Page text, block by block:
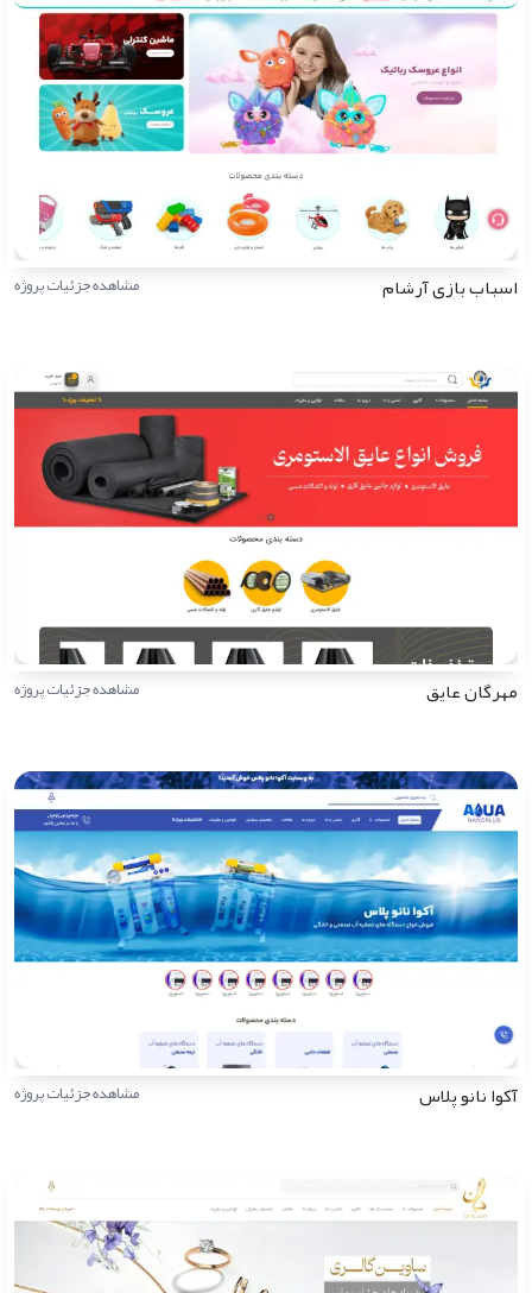
اسباب بازی آرشام مشاهده جزئیات پروژه
مهرگان عایق مشاهده جزئیات پروژه
آکوا نانو پلاس مشاهده جزئیات پروژه